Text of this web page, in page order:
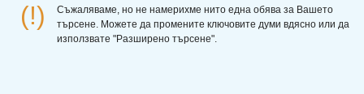
(!)
Съжаляваме, но не намерихме нито една обява за Вашето
търсене. Можете да промените ключовите думи вдясно или да
използвате "Разширено търсене".